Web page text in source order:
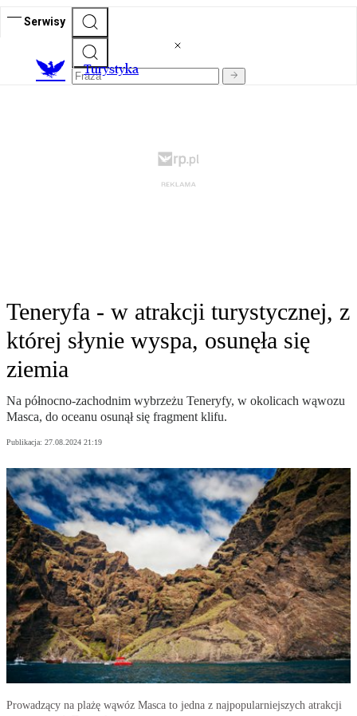
Serwisy
Turystyka
Teneryfa - w atrakcji turystycznej, z
której słynie wyspa, osunęła się
ziemia
Na północno-zachodnim wybrzeżu Teneryfy, w okolicach wąwozu
Masca, do oceanu osunął się fragment klifu.
Publikacja: 27.08.2024 21:19
Prowadzący na plażę wąwóz Masca to jedna z najpopularniejszych atrakcji